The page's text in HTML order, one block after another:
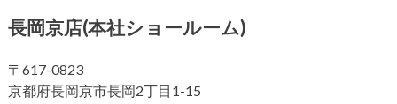
長岡京店(本社ショールーム)
〒617-0823
京都府長岡京市長岡2丁目1-15